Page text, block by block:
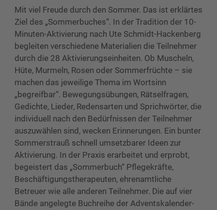
Mit viel Freude durch den Sommer. Das ist erklärtes
Ziel des „Sommerbuches“. In der Tradition der 10-
Minuten-Aktivierung nach Ute Schmidt-Hackenberg
begleiten verschiedene Materialien die Teilnehmer
durch die 28 Aktivierungseinheiten. Ob Muscheln,
Hüte, Murmeln, Rosen oder Sommerfrüchte – sie
machen das jeweilige Thema im Wortsinn
„begreifbar“. Bewegungsübungen, Rätselfragen,
Gedichte, Lieder, Redensarten und Sprichwörter, die
individuell nach den Bedürfnissen der Teilnehmer
auszuwählen sind, wecken Erinnerungen. Ein bunter
Sommerstrauß schnell umsetzbarer Ideen zur
Aktivierung. In der Praxis erarbeitet und erprobt,
begeistert das „Sommerbuch“ Pflegekräfte,
Beschäftigungstherapeuten, ehrenamtliche
Betreuer wie alle anderen Teilnehmer. Die auf vier
Bände angelegte Buchreihe der Adventskalender-